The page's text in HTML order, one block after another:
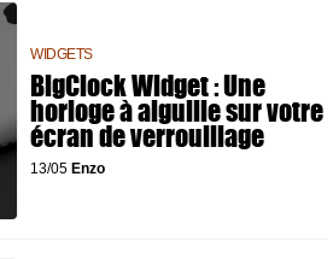
WIDGETS
BigClock Widget : Une
horloge à aiguille sur votre
écran de verrouillage
13/05 Enzo